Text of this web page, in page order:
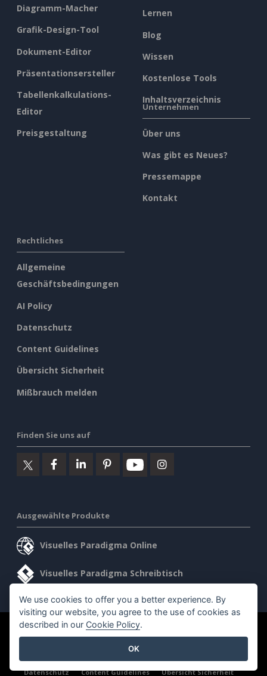
Diagramm-Macher
Grafik-Design-Tool
Dokument-Editor
Präsentationsersteller
Tabellenkalkulations-
Editor
Preisgestaltung
Lernen
Blog
Wissen
Kostenlose Tools
Inhaltsverzeichnis
Unternehmen
Über uns
Was gibt es Neues?
Pressemappe
Kontakt
Rechtliches
Allgemeine
Geschäftsbedingungen
AI Policy
Datenschutz
Content Guidelines
Übersicht Sicherheit
Mißbrauch melden
Finden Sie uns auf
Ausgewählte Produkte
Visuelles Paradigma Online
Visuelles Paradigma Schreibtisch
©2026 by Visual Paradigm. Alle Rechte vorbehalten.
Datenschutz
Content Guidelines Übersicht Sicherheit
We use cookies to offer you a better experience. By
visiting our website, you agree to the use of cookies as
described in our Cookie Policy.
OK